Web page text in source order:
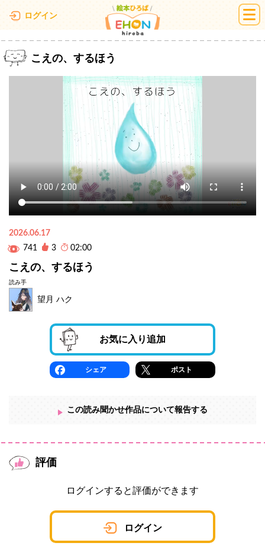
ログイン 絵本ひろば
こえの、するほう
2026.06.17
741
3 02:00
こえの、するほう
読み手
望月 ハク
お気に入り追加
シェア ポスト
この読み聞かせ作品について報告する
評価
ログインすると評価ができます
ログイン